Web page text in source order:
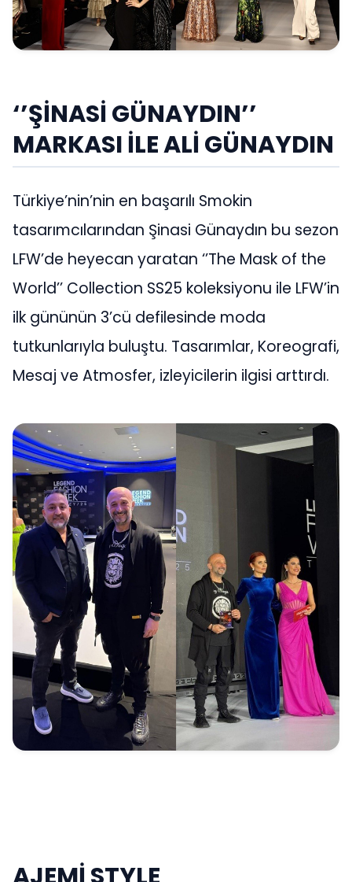
‘’ŞİNASİ GÜNAYDIN’’
MARKASI İLE ALİ GÜNAYDIN
Türkiye’nin’nin en başarılı Smokin
tasarımcılarından Şinasi Günaydın bu sezon
LFW’de heyecan yaratan ‘’The Mask of the
World’’ Collection SS25 koleksiyonu ile LFW’in
ilk gününün 3’cü defilesinde moda
tutkunlarıyla buluştu. Tasarımlar, Koreografi,
Mesaj ve Atmosfer, izleyicilerin ilgisi arttırdı.